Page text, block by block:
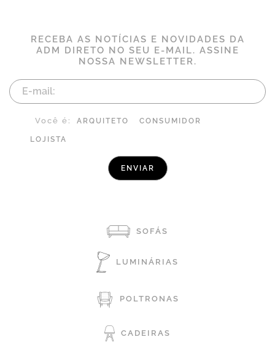
RECEBA AS NOTÍCIAS E NOVIDADES DA
ADM DIRETO NO SEU E-MAIL. ASSINE
NOSSA NEWSLETTER.
Você é: ARQUITETO CONSUMIDOR
LOJISTA
SOFÁS
LUMINÁRIAS
POLTRONAS
CADEIRAS